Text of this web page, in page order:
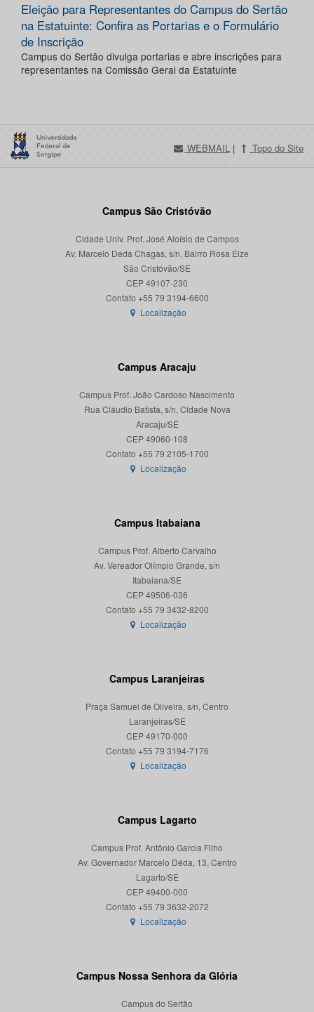
Eleição para Representantes do Campus do Sertão
na Estatuinte: Confira as Portarias e o Formulário
de Inscrição
Campus do Sertão divulga portarias e abre inscrições para
representantes na Comissão Geral da Estatuinte
WEBMAIL | Topo do Site
Campus São Cristóvão
Cidade Univ. Prof. José Aloísio de Campos
Av. Marcelo Deda Chagas, s/n, Bairro Rosa Elze
São Cristóvão/SE
CEP 49107-230
Localização
Campus Aracaju
Campus Prof. João Cardoso Nascimento
Rua Cláudio Batista, s/n, Cidade Nova
Aracaju/SE
CEP 49060-108
Localização
Campus Itabaiana
Campus Prof. Alberto Carvalho
Av. Vereador Olímpio Grande, s/n
Itabaiana/SE
CEP 49506-036
Localização
Campus Laranjeiras
Praça Samuel de Oliveira, s/n, Centro
Laranjeiras/SE
CEP 49170-000
Localização
Campus Lagarto
Campus Prof. Antônio Garcia Filho
Av. Governador Marcelo Déda, 13, Centro
Lagarto/SE
CEP 49400-000
Localização
Campus Nossa Senhora da Glória
Campus do Sertão